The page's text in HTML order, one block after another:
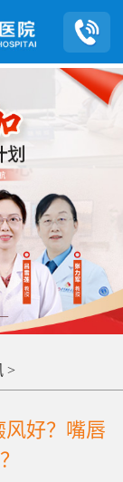
>
好？嘴唇